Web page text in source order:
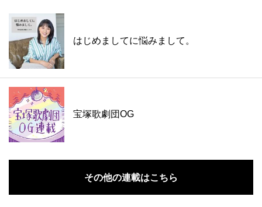
はじめましてに悩みまして。
宝塚歌劇団OG
その他の連載はこちら